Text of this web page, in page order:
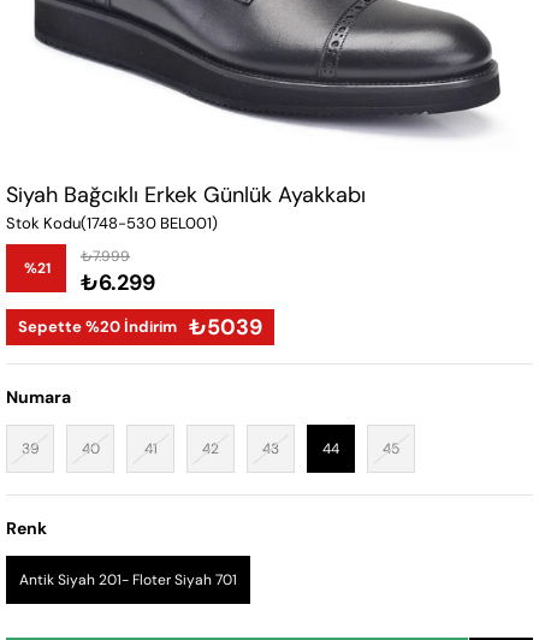
Siyah Bağcıklı Erkek Günlük Ayakkabı
Stok Kodu(1748-530 BEL001)
%21
İndirim
₺7.999
₺6.299
Sepette %20 İndirim ₺5039
Numara
39 40 41 42 43 44 45
Renk
Antik Siyah 201- Floter Siyah 701